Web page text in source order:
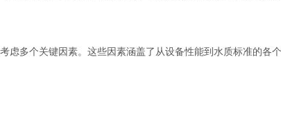
个关键因素。这些因素涵盖了从设备性能到水质标准的各个